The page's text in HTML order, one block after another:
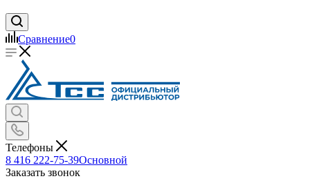
Сравнение0
Телефоны
8 416 222-75-39Основной
Заказать звонок